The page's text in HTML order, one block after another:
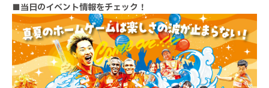
■当日のイベント情報をチェック！